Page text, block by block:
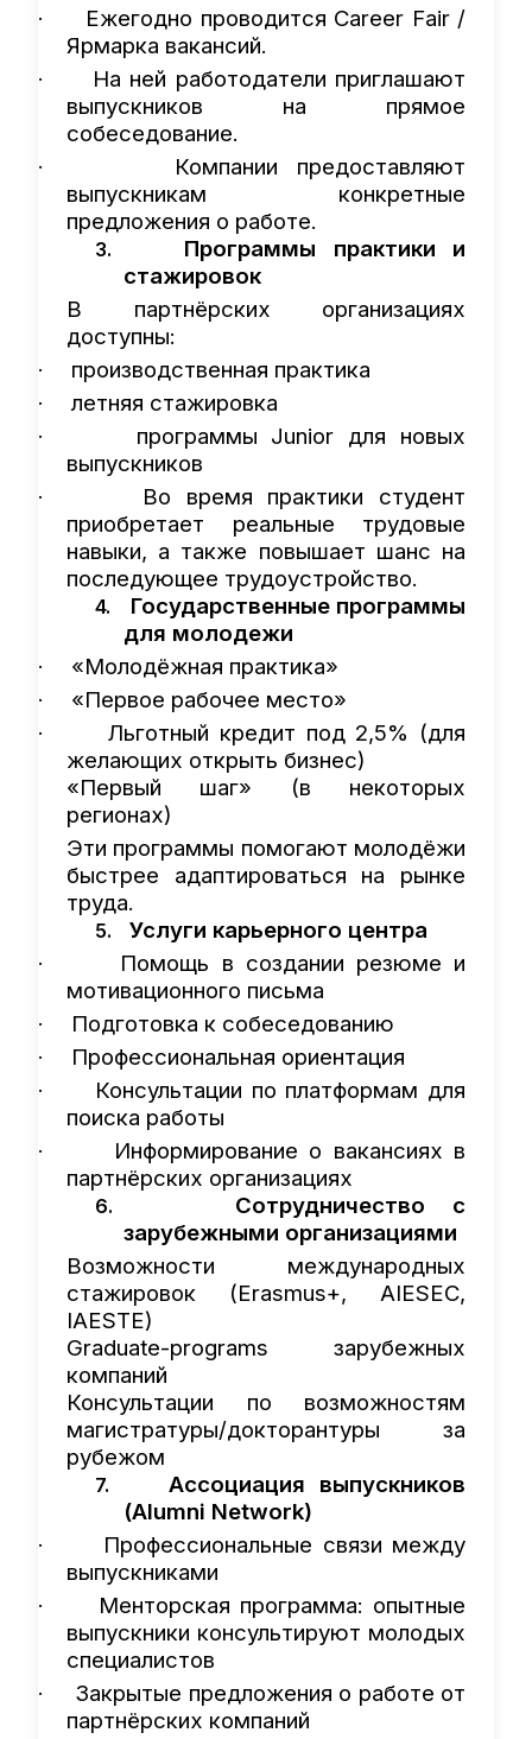
·
Ежегодно проводится Career Fair /
Ярмарка вакансий.
·
На ней работодатели приглашают
выпускников на прямое
собеседование.
·
Компании предоставляют
выпускникам конкретные
предложения о работе.
3.
Программы практики и
стажировок
В партнёрских организациях
доступны:
· производственная практика
· летняя стажировка
·
программы Junior для новых
выпускников
·
Во время практики студент
приобретает реальные трудовые
навыки, а также повышает шанс на
последующее трудоустройство.
4.
Государственные программы
для молодежи
· «Молодёжная практика»
· «Первое рабочее место»
·
Льготный кредит под 2,5% (для
желающих открыть бизнес)
«Первый шаг» (в некоторых
регионах)
Эти программы помогают молодёжи
быстрее адаптироваться на рынке
труда.
5. Услуги карьерного центра
·
Помощь в создании резюме и
мотивационного письма
· Подготовка к собеседованию
· Профессиональная ориентация
·
Консультации по платформам для
поиска работы
·
Информирование о вакансиях в
партнёрских организациях
6.
Сотрудничество с
зарубежными организациями
Возможности международных
стажировок (Erasmus+, AIESEC,
IAESTE)
Graduate-programs зарубежных
компаний
Консультации по возможностям
магистратуры/докторантуры за
рубежом
7.
Ассоциация выпускников
(Alumni Network)
·
Профессиональные связи между
выпускниками
·
Менторская программа: опытные
выпускники консультируют молодых
специалистов
·
Закрытые предложения о работе от
партнёрских компаний